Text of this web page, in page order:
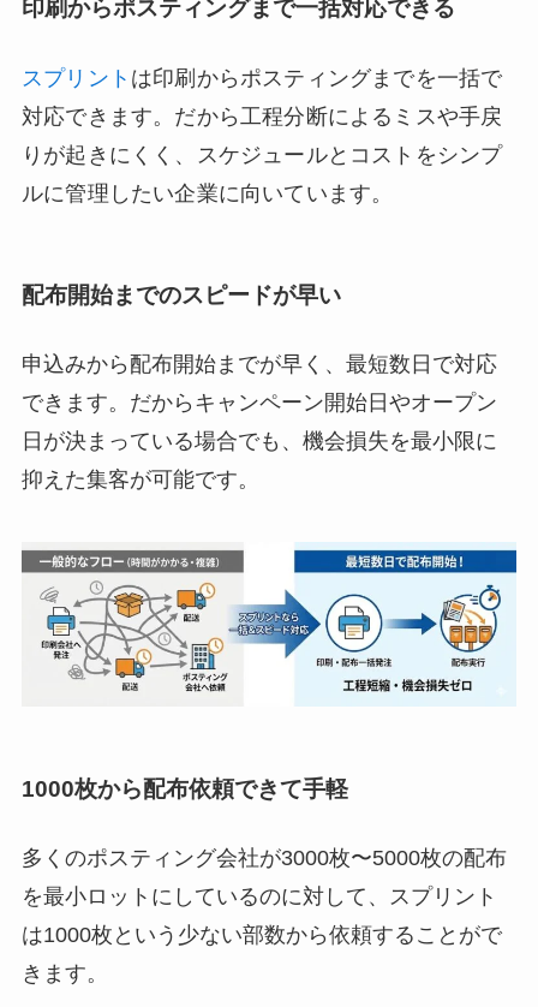
印刷からポスティングまで一括対応できる
スプリント は印刷からポスティングまでを一括で
対応できます。だから工程分断によるミスや手戻
りが起きにくく、スケジュールとコストをシンプ
ルに管理したい企業に向いています。
配布開始までのスピードが早い
申込みから配布開始までが早く、最短数日で対応
できます。だからキャンペーン開始日やオープン
日が決まっている場合でも、機会損失を最小限に
抑えた集客が可能です。
1000枚から配布依頼できて手軽
多くのポスティング会社が3000枚〜5000枚の配布
を最小ロットにしているのに対して、スプリント
は1000枚という少ない部数から依頼することがで
きます。